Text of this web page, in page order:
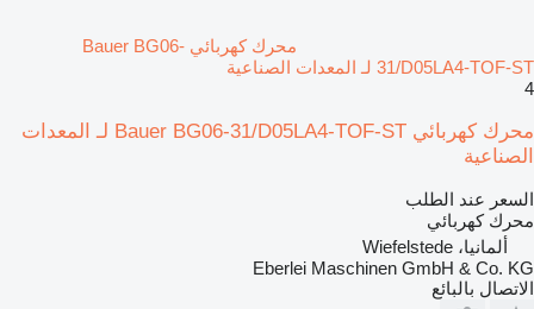
محرك كهربائي Bauer BG06-
31/D05LA4-TOF-ST لـ المعدات الصناعية
4
محرك كهربائي Bauer BG06-31/D05LA4-TOF-ST لـ المعدات
الصناعية
السعر عند الطلب
محرك كهربائي
ألمانيا، Wiefelstede
Eberlei Maschinen GmbH & Co. KG
الاتصال بالبائع